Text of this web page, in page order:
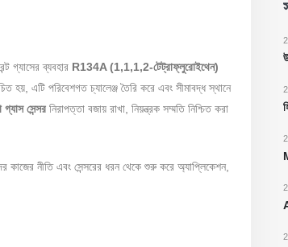
গ্যাসের ব্যবহার R134A (1,1,1,2-টেট্রাফ্লুরোইথেন)
হয়, এটি পরিবেশগত চ্যালেঞ্জ তৈরি করে এবং সীমাবদ্ধ স্থানে
সেন্সর নিরাপত্তা বজায় রাখা, নিয়ন্ত্রক সম্মতি নিশ্চিত করা
কাজের নীতি এবং সেন্সরের ধরন থেকে শুরু করে অ্যাপ্লিকেশন,